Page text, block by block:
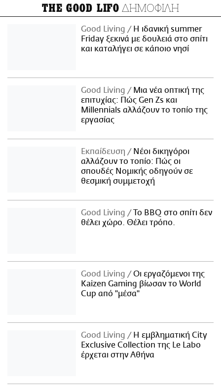
THE GOOD LIFO ΔΗΜΟΦΙΛΗ
Good Living
Η ιδανική summer
Friday ξεκινά με δουλειά στο σπίτι
και καταλήγει σε κάποιο νησί
Good Living
Μια νέα οπτική της
επιτυχίας: Πώς Gen Zs και
Millennials αλλάζουν το τοπίο της
εργασίας
Εκπαίδευση
Νέοι δικηγόροι
αλλάζουν το τοπίο: Πώς οι
σπουδές Νομικής οδηγούν σε
θεσμική συμμετοχή
Good Living
Το BBQ στο σπίτι δεν
θέλει χώρο. Θέλει τρόπο.
Good Living
Οι εργαζόμενοι της
Kaizen Gaming βίωσαν το World
Cup από "μέσα"
Good Living
Η εμβληματική City
Exclusive Collection της Le Labo
έρχεται στην Αθήνα